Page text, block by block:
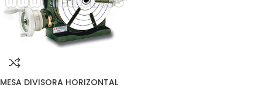
MESA DIVISORA HORIZONTAL